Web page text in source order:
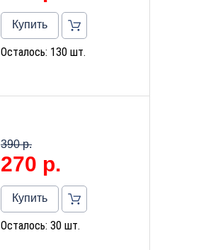
Купить
Осталось: 130 шт.
390 р.
270 р.
Купить
Осталось: 30 шт.